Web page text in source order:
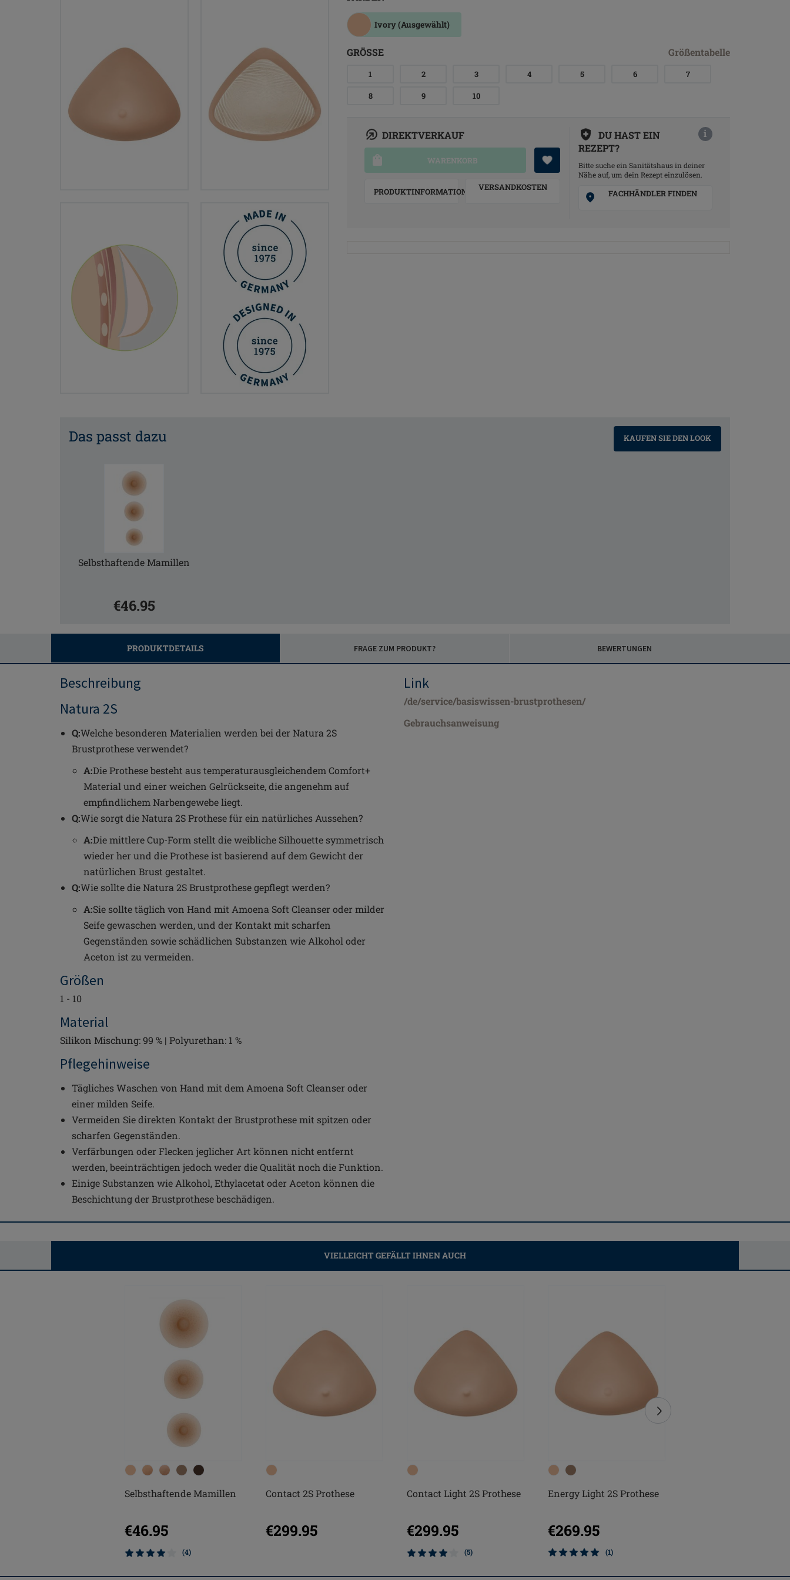
Ivory(Ausgewählt)
GRÖSSE Größentabelle
1 2 3 4 5 6 7
8 9 10
DIREKTVERKAUF
WARENKORB
PRODUKTINFORMATION VERSANDKOSTEN
DU HAST EIN
REZEPT?
i
Bitte suche ein Sanitätshaus in deiner
Nähe auf, um dein Rezept einzulösen.
FACHHÄNDLER FINDEN
Das passt dazu
Selbsthaftende Mamillen
€46.95
KAUFEN SIE DEN LOOK
PRODUKTDETAILS FRAGE ZUM PRODUKT? BEWERTUNGEN
Beschreibung
Natura 2S
Q:Welche besonderen Materialien werden bei der Natura 2S
Brustprothese verwendet?
A:Die Prothese besteht aus temperaturausgleichendem Comfort+
Material und einer weichen Gelrückseite, die angenehm auf
empfindlichem Narbengewebe liegt.
Q:Wie sorgt die Natura 2S Prothese für ein natürliches Aussehen?
A:Die mittlere Cup-Form stellt die weibliche Silhouette symmetrisch
wieder her und die Prothese ist basierend auf dem Gewicht der
natürlichen Brust gestaltet.
Q:Wie sollte die Natura 2S Brustprothese gepflegt werden?
A:Sie sollte täglich von Hand mit Amoena Soft Cleanser oder milder
Seife gewaschen werden, und der Kontakt mit scharfen
Gegenständen sowie schädlichen Substanzen wie Alkohol oder
Aceton ist zu vermeiden.
Größen
1 - 10
Material
Silikon Mischung: 99 % | Polyurethan: 1 %
Pflegehinweise
Tägliches Waschen von Hand mit dem Amoena Soft Cleanser oder
einer milden Seife.
Vermeiden Sie direkten Kontakt der Brustprothese mit spitzen oder
scharfen Gegenständen.
Verfärbungen oder Flecken jeglicher Art können nicht entfernt
werden, beeinträchtigen jedoch weder die Qualität noch die Funktion.
Einige Substanzen wie Alkohol, Ethylacetat oder Aceton können die
Beschichtung der Brustprothese beschädigen.
Link
/de/service/basiswissen-brustprothesen/
Gebrauchsanweisung
VIELLEICHT GEFÄLLT IHNEN AUCH
Selbsthaftende Mamillen
€46.95
(4)
Contact 2S Prothese
€299.95
Contact Light 2S Prothese
€299.95
(5)
Energy Light 2S Prothese
€269.95
(1)